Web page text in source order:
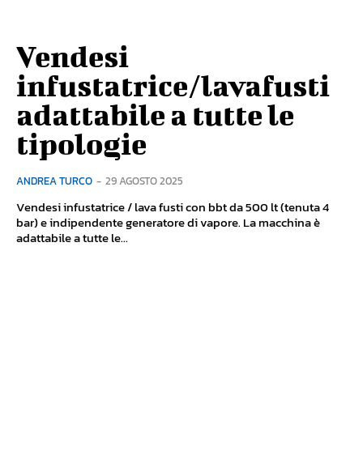
Vendesi
infustatrice/lavafusti
adattabile a tutte le
tipologie
ANDREA TURCO - 29 AGOSTO 2025
Vendesi infustatrice / lava fusti con bbt da 500 lt (tenuta 4
bar) e indipendente generatore di vapore. La macchina è
adattabile a tutte le...